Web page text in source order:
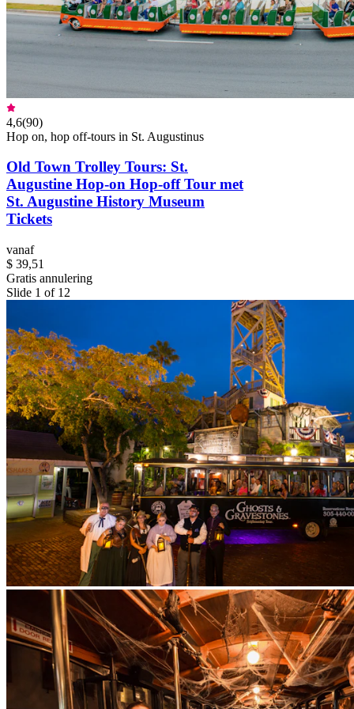
4,6(90)
Hop on, hop off-tours in St. Augustinus
Old Town Trolley Tours: St.
Augustine Hop-on Hop-off Tour met
St. Augustine History Museum
Tickets
vanaf
$ 39,51
Gratis annulering
Slide 1 of 12